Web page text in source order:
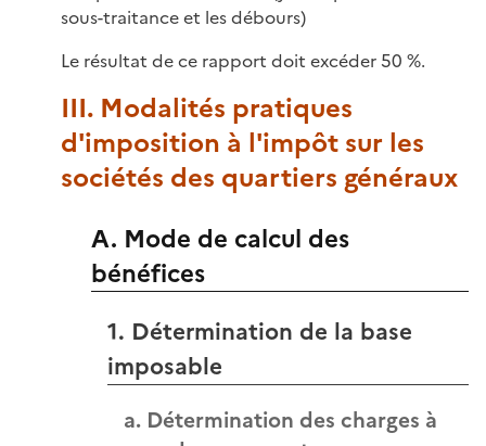
sous-traitance et les débours)
Le résultat de ce rapport doit excéder 50 %.
III. Modalités pratiques
d'imposition à l'impôt sur les
sociétés des quartiers généraux
A. Mode de calcul des
bénéfices
1. Détermination de la base
imposable
a. Détermination des charges à